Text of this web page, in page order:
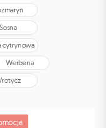
Sosna
cytrynowa
Werbena